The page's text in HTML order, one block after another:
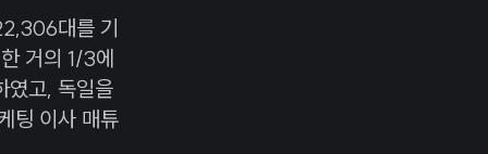
대를 기
거의 1/3에
였고, 독일을
팅 이사 매튜